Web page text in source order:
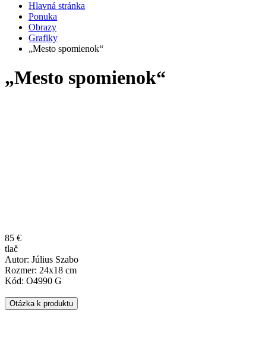
Hlavná stránka
Ponuka
Obrazy
Grafiky
„Mesto spomienok“
„Mesto spomienok“
85 €
tlač
Autor: Július Szabo
Rozmer: 24x18 cm
Kód: O4990 G
Otázka k produktu